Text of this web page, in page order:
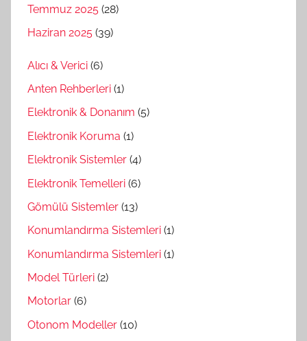
Temmuz 2025 (28)
Haziran 2025 (39)
Alıcı & Verici (6)
Anten Rehberleri (1)
Elektronik & Donanım (5)
Elektronik Koruma (1)
Elektronik Sistemler (4)
Elektronik Temelleri (6)
Gömülü Sistemler (13)
Konumlandırma Sistemleri (1)
Konumlandırma Sistemleri (1)
Model Türleri (2)
Motorlar (6)
Otonom Modeller (10)